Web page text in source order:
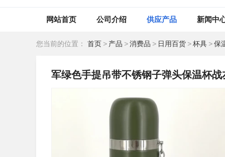
网站首页 公司介绍 供应产品 新闻中
您当前的位置： 首页 > 产品 >消费品 > 日用百货 >杯具 >保
军绿色手提吊带不锈钢子弹头保温杯